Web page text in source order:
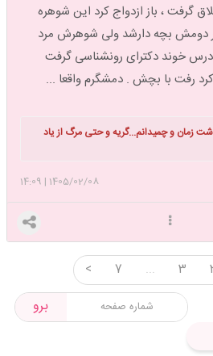
گرفت ، باز ازدواج کرد این شوهره
بچه دارشد ولی شوهرش مرد
خوند دکترای رونشناسی گرفت
رفت با بچش . دمشگرم واقعا ...
زمان و چمیدانم...گریه و حتی مرگ از یاد
ای در باد بماند نام شمارا فریاد خواهم
1405/02/08
|
14:09
3
...
7
<
برو